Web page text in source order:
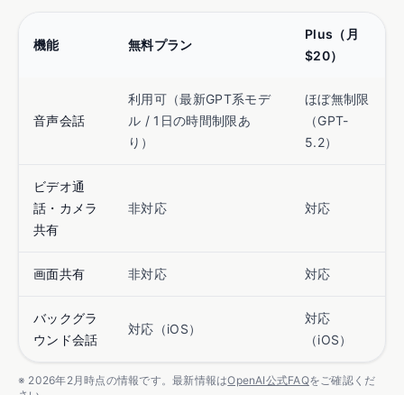
機能 無料プラン
Plus（月
$20）
音声会話
利用可（最新GPT系モデ
ル / 1日の時間制限あ
り）
ほぼ無制限
（GPT-
5.2）
ビデオ通
話・カメラ
共有
非対応 対応
画面共有 非対応 対応
バックグラ
ウンド会話
対応（iOS）
対応
（iOS）
※ 2026年2月時点の情報です。最新情報はOpenAI公式FAQをご確認くだ